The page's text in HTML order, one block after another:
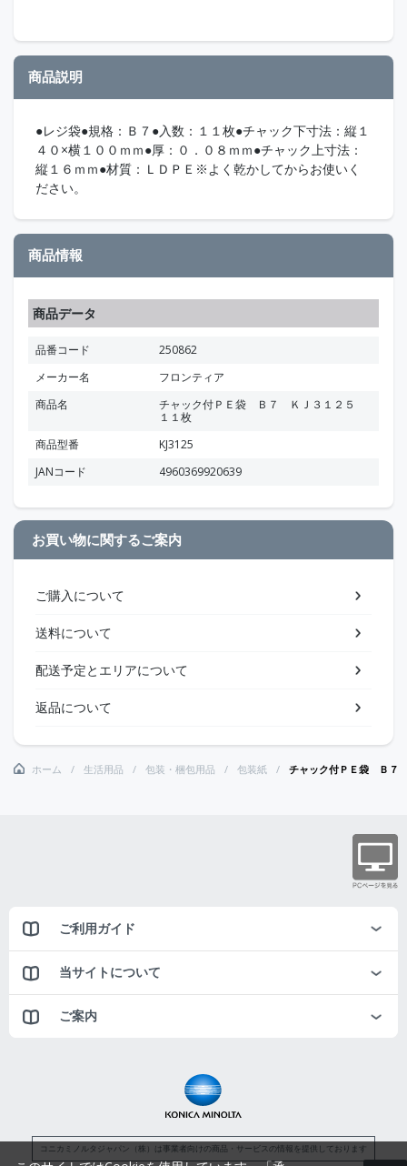
商品説明
●レジ袋●規格：Ｂ７●入数：１１枚●チャック下寸法：縦１
４０×横１００ｍｍ●厚：０．０８ｍｍ●チャック上寸法：
縦１６ｍｍ●材質：ＬＤＰＥ※よく乾かしてからお使いく
ださい。
商品情報
商品データ
品番コード
250862
メーカー名
フロンティア
商品名
チャック付ＰＥ袋 Ｂ７ ＫＪ３１２５
１１枚
商品型番
KJ3125
JANコード
4960369920639
お買い物に関するご案内
ご購入について
送料について
配送予定とエリアについて
返品について
ホーム 生活用品 包装・梱包用品 包装紙 チャック付ＰＥ袋 Ｂ
ご利用ガイド
当サイトについて
ご案内
コニカミノルタジャパン（株）は事業者向けの商品・サービスの情報を提供しております